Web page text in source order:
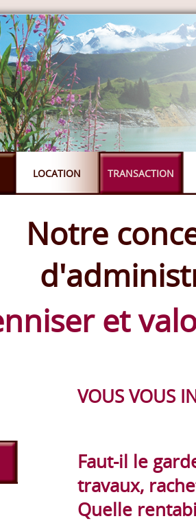
LOCATION TRANSACTION
Notre
et
VOUS VOUS
Faut-il le
travaux,
Quelle